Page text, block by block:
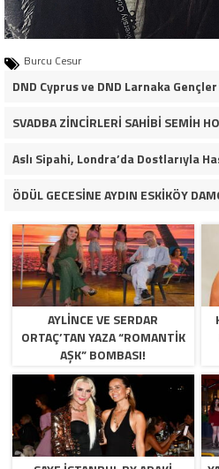
Burcu Cesur
Aslı Sipahi, Londra’da Dostlarıyla
ÖDÜL GECESİNE AYDIN ESKİKÖY
AYLİNCE VE SERDAR
ORTAÇ’TAN YAZA “ROMANTİK
AŞK” BOMBASI!